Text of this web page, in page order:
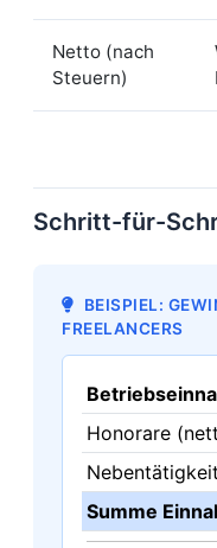
Netto (nach
Steuern)
Schritt-für-
BEISPIEL:
FREELANCERS
Honorare
Summe